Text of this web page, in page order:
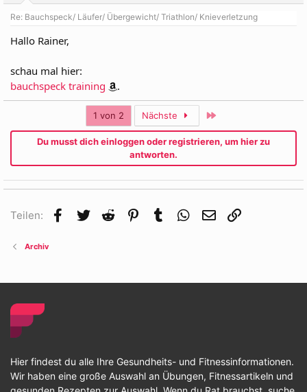
Re: Bauchspeck/ Läufer/ Übergewicht/ Triathlon/ Knieverletzung
Hallo Rainer,
schau mal hier:
bauchspeck training
.
1 von 2 Nächste
Du musst dich einloggen oder registrieren, um hier zu
antworten.
Teilen: Facebook
Twitter Reddit Pinterest
Tumblr WhatsApp
E-Mail
Archiv
Hier findest du alle Ihre Gesundheits- und Fitnessinformationen.
Wir haben eine große Auswahl an Übungen, Fitnessartikeln und